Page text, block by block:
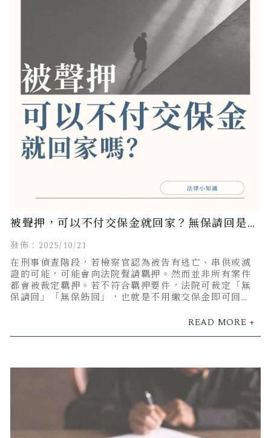
被聲押，可以不付交保金就回家？無保請回是無
罪嗎？
發佈：2025/10/21
在刑事偵查階段，若檢察官認為被告有逃亡、串供或滅
證的可能，可能會向法院聲請羈押。然而並非所有案件
都會被裁定羈押。若不符合羈押要件，法院可裁定「無
保請回」「無保飭回」，也就是不用繳交保金即可回